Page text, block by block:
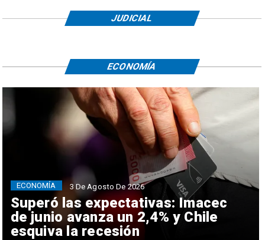
JUDICIAL
Superó las expectativas: Imacec
de junio avanza un 2,4% y Chile
esquiva la recesión
ECONOMÍA 3 De Agosto De 2026
ECONOMÍA